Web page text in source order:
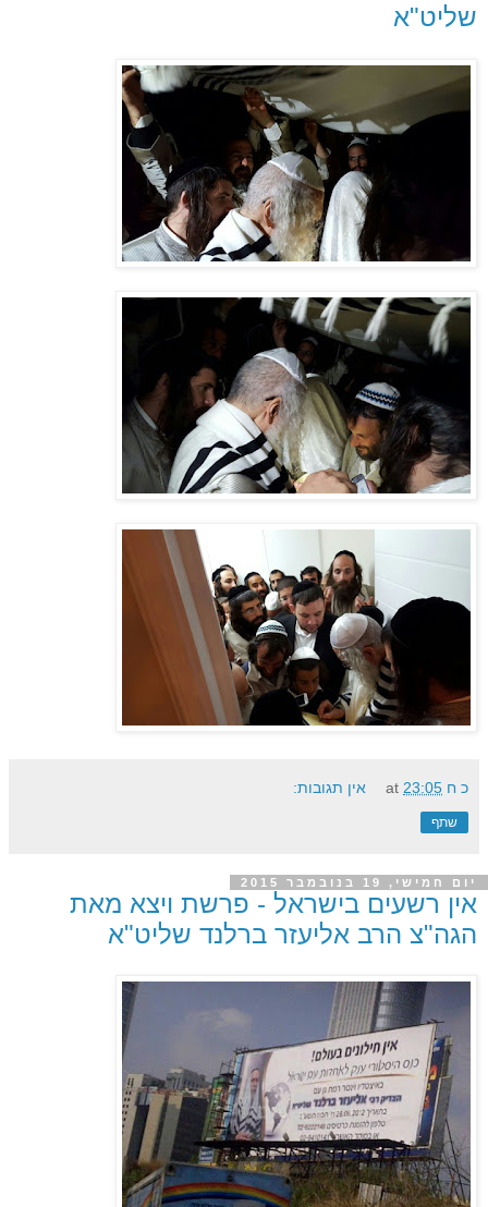
שליט"א
כ ח at 23:05 אין תגובות:
שתף
יום חמישי, 19 בנובמבר 2015
אין רשעים בישראל - פרשת ויצא מאת
הגה"צ הרב אליעזר ברלנד שליט"א